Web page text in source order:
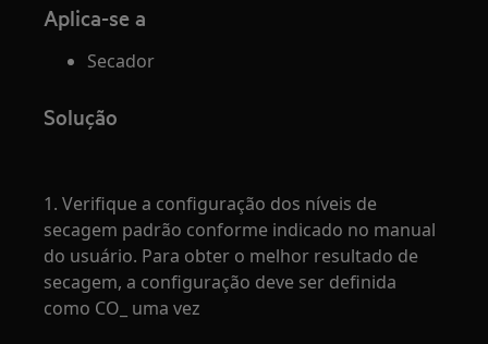
Aplica-se a
Secador
Solução
1. Verifique a configuração dos níveis de
secagem padrão conforme indicado no manual
do usuário. Para obter o melhor resultado de
secagem, a configuração deve ser definida
como CO_ uma vez